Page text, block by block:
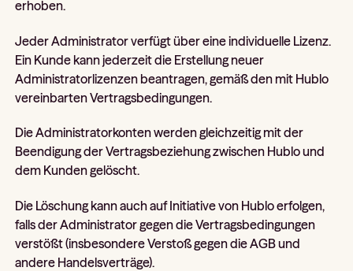
erhoben.
Jeder Administrator verfügt über eine individuelle Lizenz.
Ein Kunde kann jederzeit die Erstellung neuer
Administratorlizenzen beantragen, gemäß den mit Hublo
vereinbarten Vertragsbedingungen.
Die Administratorkonten werden gleichzeitig mit der
Beendigung der Vertragsbeziehung zwischen Hublo und
dem Kunden gelöscht.
Die Löschung kann auch auf Initiative von Hublo erfolgen,
falls der Administrator gegen die Vertragsbedingungen
verstößt (insbesondere Verstoß gegen die AGB und
andere Handelsverträge).